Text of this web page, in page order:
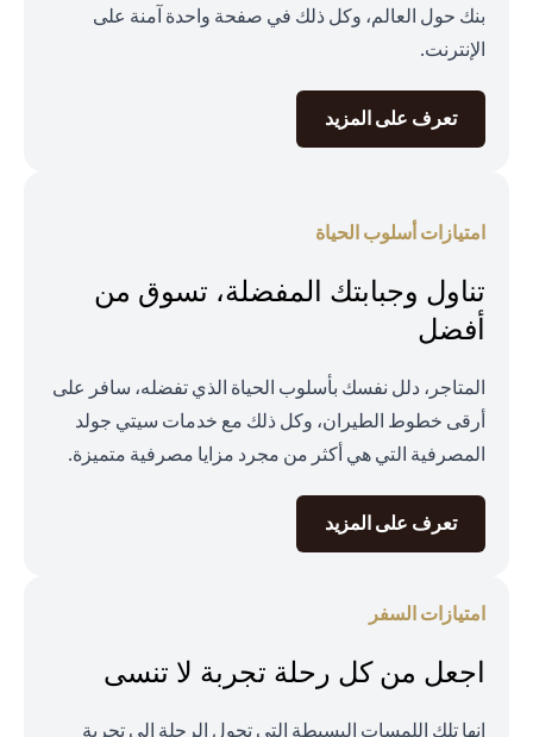
بنك حول العالم، وكل ذلك في صفحة واحدة آمنة على
الإنترنت.
تعرف على المزيد
امتيازات أسلوب الحياة
تناول وجبابتك المفضلة، تسوق من
أفضل
المتاجر، دلل نفسك بأسلوب الحياة الذي تفضله، سافر على
أرقى خطوط الطيران، وكل ذلك مع خدمات سيتي جولد
المصرفية التي هي أكثر من مجرد مزايا مصرفية متميزة.
تعرف على المزيد
امتيازات السفر
اجعل من كل رحلة تجربة لا تنسى
إنها تلك اللمسات البسيطة التي تحول الرحلة إلى تجربة